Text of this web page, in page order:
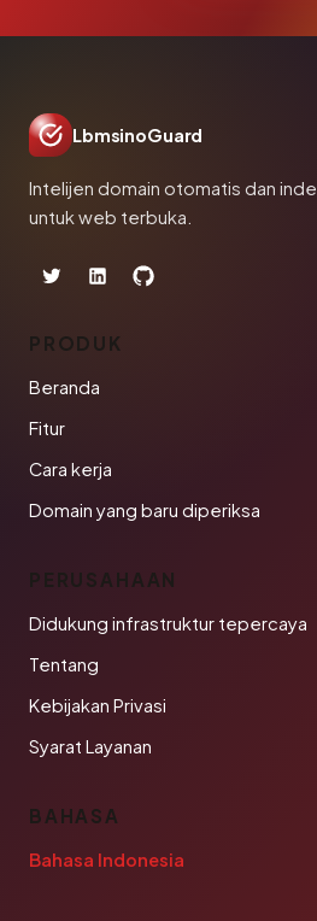
LbmsinoGuard
Intelijen domain otomatis dan
untuk web terbuka.
PRODUK
Beranda
Fitur
Cara kerja
Domain yang baru diperiksa
PERUSAHAAN
Didukung infrastruktur tepercaya
Tentang
Kebijakan Privasi
Syarat Layanan
BAHASA
Bahasa Indonesia